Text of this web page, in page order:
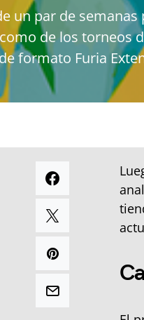
un par de
de los torneos
formato Furia